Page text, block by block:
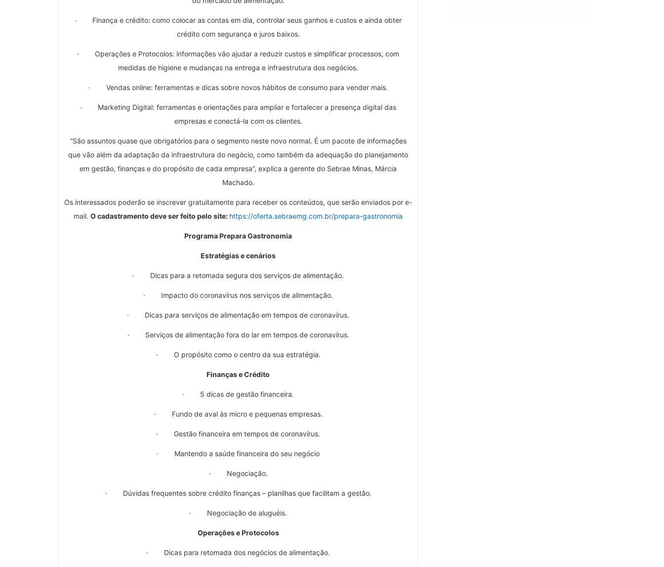
· Finança e crédito: como colocar as contas em dia, controlar seus ganhos e custos e ainda obter
crédito com segurança e juros baixos.
· Operações e Protocolos: informações vão ajudar a reduzir custos e simplificar processos, com
medidas de higiene e mudanças na entrega e infraestrutura dos negócios.
· Vendas online: ferramentas e dicas sobre novos hábitos de consumo para vender mais.
· Marketing Digital: ferramentas e orientações para ampliar e fortalecer a presença digital das
empresas e conectá-la com os clientes.
“São assuntos quase que obrigatórios para o segmento neste novo normal. É um pacote de informações
que vão além da adaptação da infraestrutura do negócio, como também da adequação do planejamento
em gestão, finanças e do propósito de cada empresa”, explica a gerente do Sebrae Minas, Márcia
Machado.
Os interessados poderão se inscrever gratuitamente para receber os conteúdos, que serão enviados por e-
mail. O cadastramento deve ser feito pelo site: https://oferta.sebraemg.com.br/prepara-gastronomia
Programa Prepara Gastronomia
Estratégias e cenários
· Dicas para a retomada segura dos serviços de alimentação.
· Impacto do coronavírus nos serviços de alimentação.
· Dicas para serviços de alimentação em tempos de coronavírus.
· Serviços de alimentação fora do lar em tempos de coronavírus.
· O propósito como o centro da sua estratégia.
Finanças e Crédito
· 5 dicas de gestão financeira.
· Fundo de aval às micro e pequenas empresas.
· Gestão financeira em tempos de coronavírus.
· Mantendo a saúde financeira do seu negócio
· Negociação.
· Dúvidas frequentes sobre crédito finanças – planilhas que facilitam a gestão.
· Negociação de aluguéis.
Operações e Protocolos
· Dicas para retomada dos negócios de alimentação.